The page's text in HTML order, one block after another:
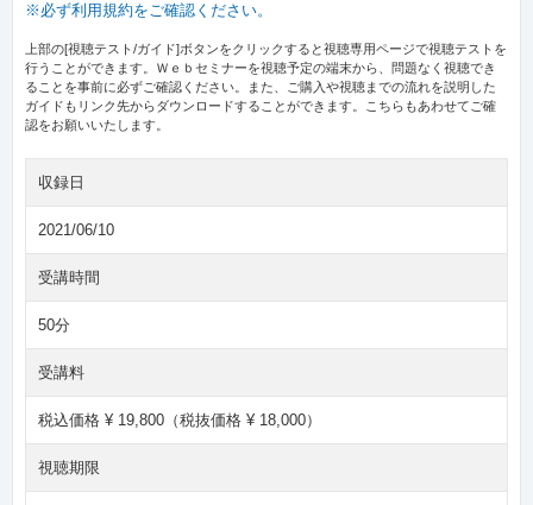
※必ず利用規約をご確認ください。
上部の[視聴テスト/ガイド]ボタンをクリックすると視聴専用ページで視聴テストを
行うことができます。Ｗｅｂセミナーを視聴予定の端末から、問題なく視聴でき
ることを事前に必ずご確認ください。また、ご購入や視聴までの流れを説明した
ガイドもリンク先からダウンロードすることができます。こちらもあわせてご確
認をお願いいたします。
収録日
2021/06/10
受講時間
50分
受講料
税込価格 ¥ 19,800（税抜価格 ¥ 18,000）
視聴期限